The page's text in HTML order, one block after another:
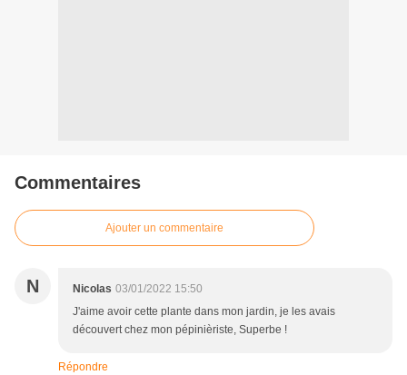
Commentaires
Ajouter un commentaire
N Nicolas 03/01/2022 15:50
J'aime avoir cette plante dans mon jardin, je les avais
découvert chez mon pépinièriste, Superbe !
Répondre